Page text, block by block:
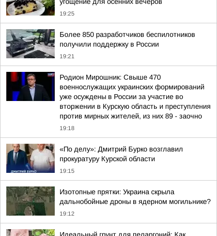
19:25
Более 850 разработчиков беспилотников
получили поддержку в России
19:21
Родион Мирошник: Свыше 470
военнослужащих украинских формирований
уже осуждены в России за участие во
вторжении в Курскую область и преступления
против мирных жителей, из них 89 - заочно
19:18
«По делу»: Дмитрий Бурко возглавил
прокуратуру Курской области
19:15
Изотопные прятки: Украина скрыла
дальнобойные дроны в ядерном могильнике?
19:12